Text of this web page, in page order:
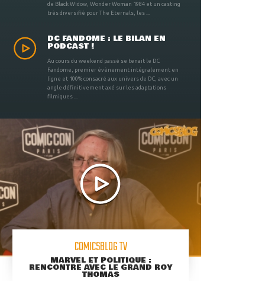
de Black Widow, Wonder Woman 1984 et un casting
très diversifié pour The Eternals, les ...
DC FANDOME : LE BILAN EN
PODCAST !
Au cours du weekend passé se tenait le DC
Fandome, premier évènement intégralement en
ligne et 100% consacré aux univers de DC, avec un
angle définitivement axé sur les adaptations
filmiques ...
COMICSBLOG TV
MARVEL ET POLITIQUE :
RENCONTRE AVEC LE GRAND ROY
THOMAS